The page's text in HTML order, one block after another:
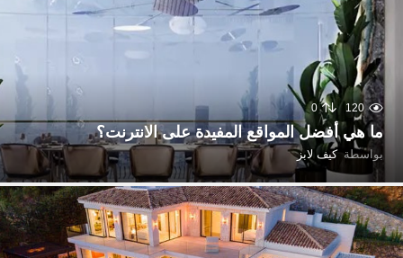
120
0
ما هي أفضل المواقع المفيدة على الانترنت؟
بواسطة كيف لابز